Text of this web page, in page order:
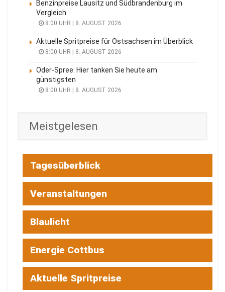
Benzinpreise Lausitz und Südbrandenburg im
Vergleich
8:00 UHR | 8. AUGUST 2026
Aktuelle Spritpreise für Ostsachsen im Überblick
8:00 UHR | 8. AUGUST 2026
Oder-Spree: Hier tanken Sie heute am
günstigsten
8:00 UHR | 8. AUGUST 2026
Meistgelesen
Tagesüberblick
Veranstaltungen
Blaulicht
Energie Cottbus
Aktuelle Spritpreise